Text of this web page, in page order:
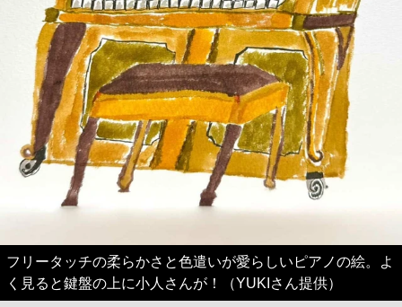
フリータッチの柔らかさと色遣いが愛らしいピアノの絵。よ
く見ると鍵盤の上に小人さんが！（YUKIさん提供）